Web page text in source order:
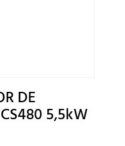
DE
5,5kW